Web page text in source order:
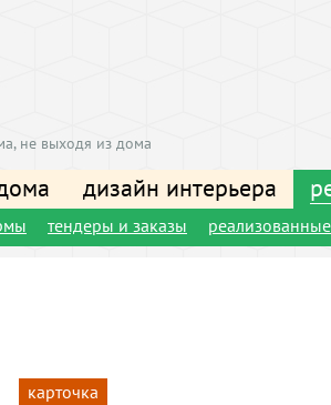
не выходя из дома
дизайн интерьера
тендеры и заказы
карточка